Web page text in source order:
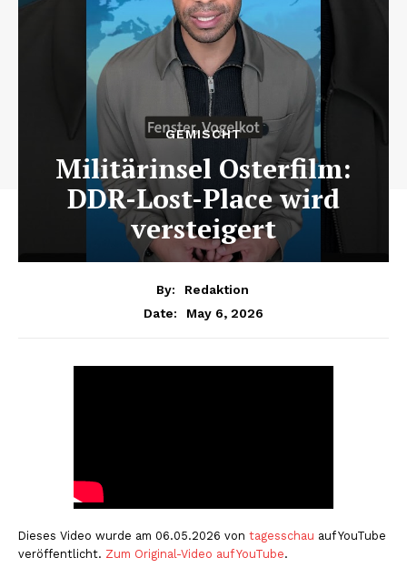
GEMISCHT
Militärinsel Osterfilm:
DDR-Lost-Place wird
versteigert
By:
Redaktion
Date:
May 6, 2026
Dieses Video wurde am 06.05.2026 von tagesschau auf YouTube
veröffentlicht. Zum Original-Video auf YouTube.